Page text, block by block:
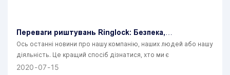
Переваги риштувань Ringlock: Безпека,
Ефективність і Довговічність
Ось останні новини про нашу компанію, наших людей або нашу
діяльність. Це кращий спосіб дізнатися, хто ми є
2020 07 15